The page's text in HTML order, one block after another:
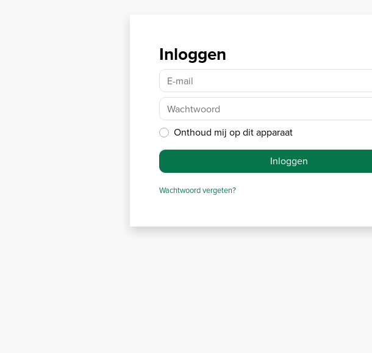
Inloggen
E-mail
Wachtwoord
Onthoud mij op dit apparaat
Inloggen
Wachtwoord vergeten?